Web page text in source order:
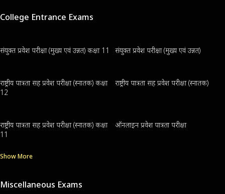
College Entrance Exams
संयुक्त प्रवेश परीक्षा (मुख्य एवं उन्नत) कक्षा 11 संयुक्त प्रवेश परीक्षा (मुख्य एवं उन्नत)
राष्ट्रीय पात्रता सह प्रवेश परीक्षा (स्नातक) कक्षा
12
राष्ट्रीय पात्रता सह प्रवेश परीक्षा (स्नातक)
राष्ट्रीय पात्रता सह प्रवेश परीक्षा (स्नातक) कक्षा
11
ऑनलाइन प्रवेश पात्रता परीक्षा
Show More
Miscellaneous Exams